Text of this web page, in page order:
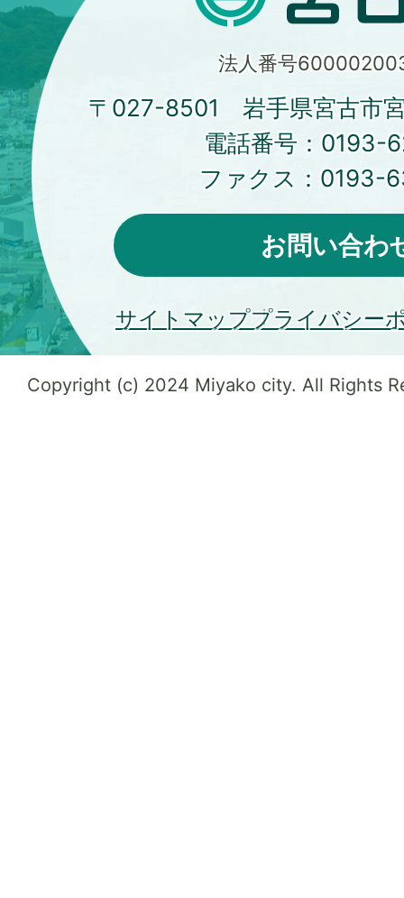
法人番号
〒027-8501 岩手県宮古市
電話番号： 0193-
ファクス： 0193-
お問い合わ
サイトマッププライバシー
Copyright (c) 2024 Miyako city. All Rights